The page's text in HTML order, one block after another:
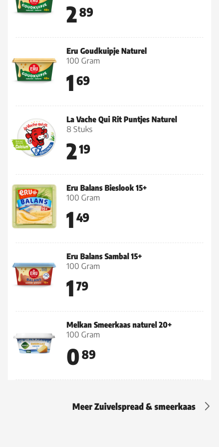
289
Eru Goudkuipje Naturel
100 Gram
1 69
La Vache Qui Rit Puntjes Naturel
8 Stuks
219
Eru Balans Bieslook 15+
100 Gram
1 49
Eru Balans Sambal 15+
100 Gram
1 79
Melkan Smeerkaas naturel 20+
100 Gram
089
Meer Zuivelspread & smeerkaas